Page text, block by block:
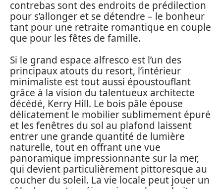
contrebas sont des endroits de prédilection
pour s’allonger et se détendre – le bonheur
tant pour une retraite romantique en couple
que pour les fêtes de famille.
Si le grand espace alfresco est l’un des
principaux atouts du resort, l’intérieur
minimaliste est tout aussi époustouflant
grâce à la vision du talentueux architecte
décédé, Kerry Hill. Le bois pâle épouse
délicatement le mobilier sublimement épuré
et les fenêtres du sol au plafond laissent
entrer une grande quantité de lumière
naturelle, tout en offrant une vue
panoramique impressionnante sur la mer,
qui devient particulièrement pittoresque au
coucher du soleil. La vie locale peut jouer un